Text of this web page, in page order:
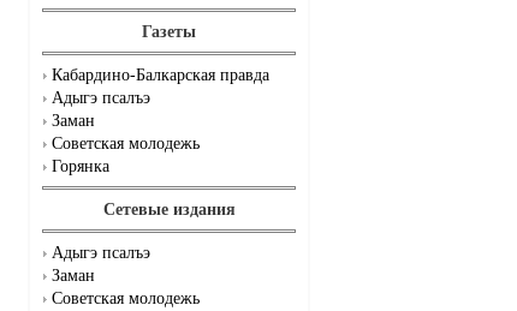
Газеты
Кабардино-Балкарская правда
Адыгэ псалъэ
Заман
Советская молодежь
Горянка
Сетевые издания
Адыгэ псалъэ
Заман
Советская молодежь